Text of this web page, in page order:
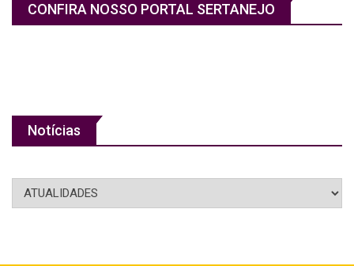
CONFIRA NOSSO PORTAL SERTANEJO
Notícias